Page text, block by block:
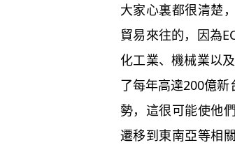
大家心裏都很清楚
貿易來往的，因為
化工業、機械業以
了每年高達200億
勢，這很可能使他
遷移到東南亞等相